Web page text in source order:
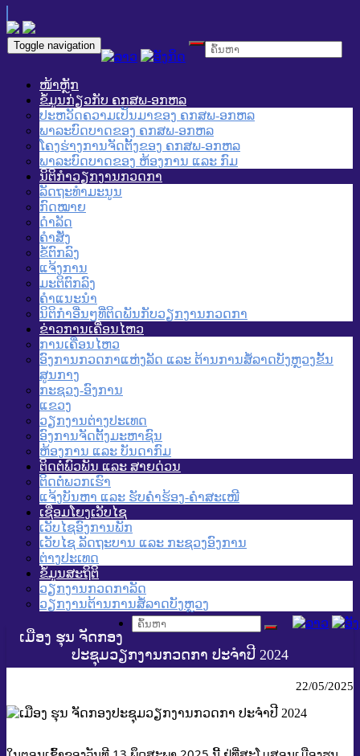
Toggle navigation
ໜ້າຫຼັກ
ຂໍ້ມູນກ່ຽວກັບ ຄກສພ-ອກຫລ
ປະຫວັດຄວາມເປັນມາຂອງ ຄກສພ-ອກຫລ
ພາລະບົດບາດຂອງ ຄກສພ-ອກຫລ
ໂຄງຮ່າງການຈັດຕັ້ງຂອງ ຄກສພ-ອກຫລ
ພາລະບົດບາດຂອງ ຫ້ອງການ ແລະ ກົມ
ນິຕິກໍາວຽກງານກວດກາ
ລັດຖະທໍາມະນູນ
ກົດໝາຍ
ດໍາລັດ
ຄໍາສັ່ງ
ຂໍ້ຕົກລົງ
ແຈ້ງການ
ມະຕິຕົກລົງ
ຄໍາແນະນໍາ
ນິຕິກໍາອື່ນໆທີ່ຕິດພັນກັບວຽກງານກວດກາ
ຂ່າວການເຄື່ອນໄຫວ
ການເຄື່ອນໄຫວ
ອົງການກວດກາແຫ່ງລັດ ແລະ ຕ້ານການສໍ້ລາດບັງຫຼວງຂັ້ນ
ສູນກາງ
ກະຊວງ-ອົງການ
ແຂວງ
ວຽກງານຕ່າງປະເທດ
ອົງການຈັດຕັ້ງມະຫາຊົນ
ຫ້ອງການ ແລະ ບັນດາກົມ
ຕິດຕໍ່ພົວພັນ ແລະ ສາຍດ່ວນ
ຕິດຕໍ່ພວກເຮົາ
ແຈ້ງບັນຫາ ແລະ ຮັບຄໍາຮ້ອງ-ຄໍາສະເໜີ
ເຊື່ອມໂຍງເວັບໄຊ
ເວັບໄຊອົງການພັກ
ເວັບໄຊ ລັດຖະບານ ແລະ ກະຊວງອົງການ
ຕ່າງປະເທດ
ຂໍ້ມູນສະຖິຕິ
ວຽກງານກວດກາລັດ
ວຽກງານຕ້ານການສໍ້ລາດບັງຫຼວງ
ເມືອງ ຮຸນ ຈັດກອງ
ປະຊຸມວຽກງານກວດກາ ປະຈໍາປີ 2024
22/05/2025